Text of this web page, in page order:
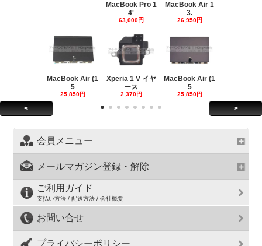
MacBook Pro 1
4'
63,000円
MacBook Air 1
3.
26,950円
MacBook Air (1
5
25,850円
Xperia 1 V イヤ
ース
2,370円
MacBook Air (1
5
25,850円
< >
会員メニュー
メールマガジン登録・解除
ご利用ガイド
支払い方法 / 配送方法 / 会社概要
お問い合せ
プライバシーポリシー